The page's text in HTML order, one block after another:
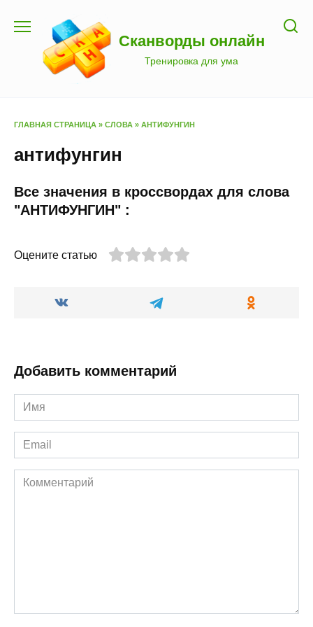
содержанию
Сканворды онлайн
Тренировка для ума
ГЛАВНАЯ СТРАНИЦА » СЛОВА » АНТИФУНГИН
антифунгин
Все значения в кроссвордах для слова
"АНТИФУНГИН" :
Оцените статью
Добавить комментарий
Имя
*
Email
*
Комментарий